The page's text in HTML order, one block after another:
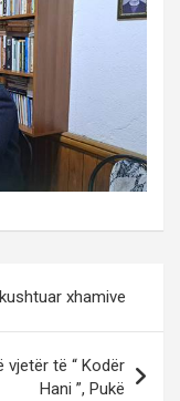
xhamive
vjetër të “ Kodër
Hani ”, Pukë